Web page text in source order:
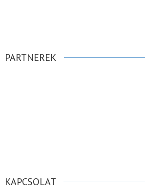
PARTNEREK
KAPCSOLAT